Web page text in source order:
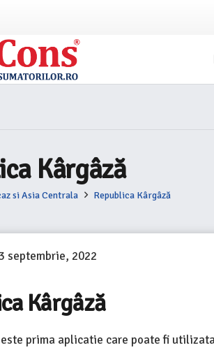
Kârgâză
si Asia Centrala Republica Kârgâză
septembrie, 2022
Kârgâză
este prima aplicatie care poate fi